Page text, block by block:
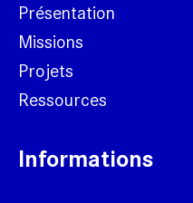
Présentation
Missions
Projets
Ressources
Informations